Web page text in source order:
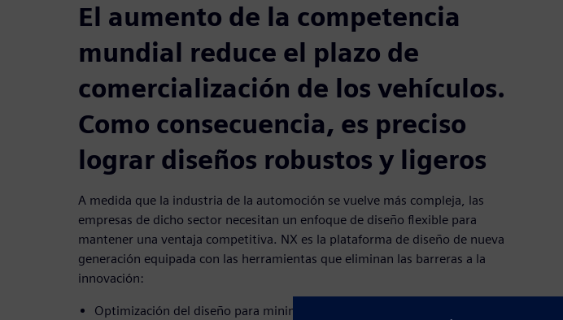
El aumento de la competencia
mundial reduce el plazo de
comercialización de los vehículos.
Como consecuencia, es preciso
lograr diseños robustos y ligeros
A medida que la industria de la automoción se vuelve más compleja, las
empresas de dicho sector necesitan un enfoque de diseño flexible para
mantener una ventaja competitiva. NX es la plataforma de diseño de nueva
generación equipada con las herramientas que eliminan las barreras a la
innovación:
Optimización del diseño para minimizar el uso de materiales y cumplir los